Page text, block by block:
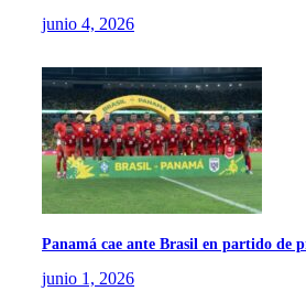
junio 4, 2026
Panamá cae ante Brasil en partido de
junio 1, 2026